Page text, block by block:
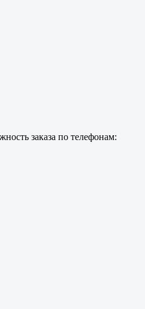
заказа по телефонам: